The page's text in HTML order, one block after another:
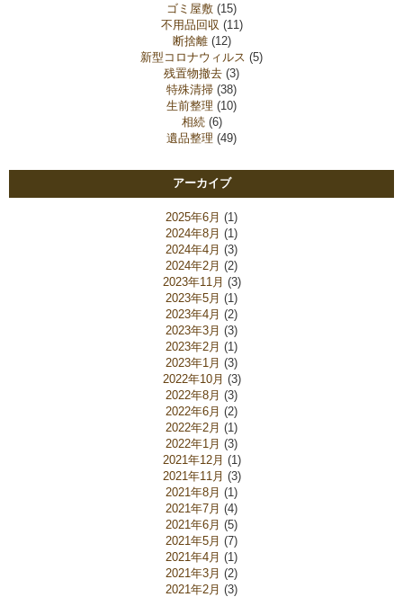
ゴミ屋敷 (15)
不用品回収 (11)
断捨離(12)
新型コロナウィルス (5)
残置物撤去 (3)
特殊清掃 (38)
生前整理 (10)
相続(6)
遺品整理 (49)
アーカイブ
2025年6月 (1)
2024年8月 (1)
2024年4月 (3)
2024年2月 (2)
2023年11月 (3)
2023年5月 (1)
2023年4月 (2)
2023年3月 (3)
2023年2月 (1)
2023年1月 (3)
2022年10月 (3)
2022年8月 (3)
2022年6月 (2)
2022年2月 (1)
2022年1月 (3)
2021年12月 (1)
2021年11月 (3)
2021年8月 (1)
2021年7月 (4)
2021年6月 (5)
2021年5月 (7)
2021年4月 (1)
2021年3月 (2)
2021年2月 (3)